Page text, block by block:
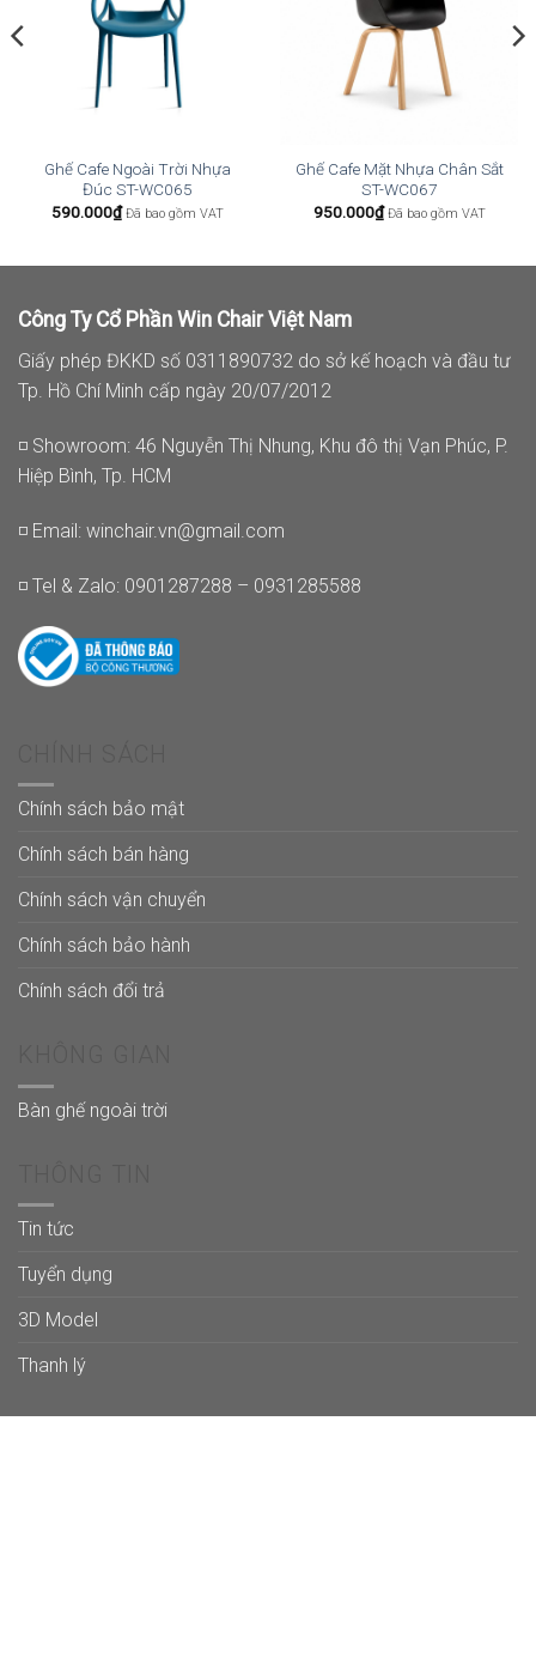
Ghế Cafe Ngoài Trời Nhựa
Đúc ST-WC065
590.000₫ Đã bao gồm VAT
Ghế Cafe Mặt Nhựa Chân Sắt
ST-WC067
950.000₫ Đã bao gồm VAT
Công Ty Cổ Phần Win Chair Việt Nam
Giấy phép ĐKKD số 0311890732 do sở kế hoạch và đầu tư
Tp. Hồ Chí Minh cấp ngày 20/07/2012
◽ Showroom: 46 Nguyễn Thị Nhung, Khu đô thị Vạn Phúc, P.
Hiệp Bình, Tp. HCM
◽ Email: winchair.vn@gmail.com
◽ Tel & Zalo: 0901287288 – 0931285588
Chính sách bảo mật
Chính sách bán hàng
Chính sách vận chuyển
Chính sách bảo hành
Chính sách đổi trả
Bàn ghế ngoài trời
Tin tức
Tuyển dụng
3D Model
Thanh lý